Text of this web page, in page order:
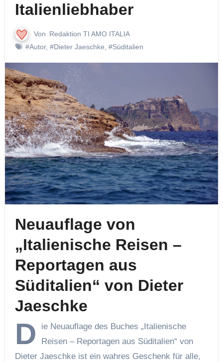
Italienliebhaber
Von Redaktion TI AMO ITALIA
#Autor, #Dieter Jaeschke #Süditalien
Neuauflage von
„Italienische Reisen –
Reportagen aus
Süditalien“ von Dieter
Jaeschke
D
ie Neuauflage des Buches „Italienische
Reisen – Reportagen aus Süditalien“ von
Dieter Jaeschke ist ein wahres Geschenk für alle,